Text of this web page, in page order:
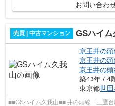
お問い合わ
売買 | 中古マンション GSハイム
京王井の頭
京王井の頭
京王井の頭
築43年 / 4
東京都世
■■GSハイム久我山■■ 井の頭線 三鷹台駅 徒歩１８分 井の頭線 久我山